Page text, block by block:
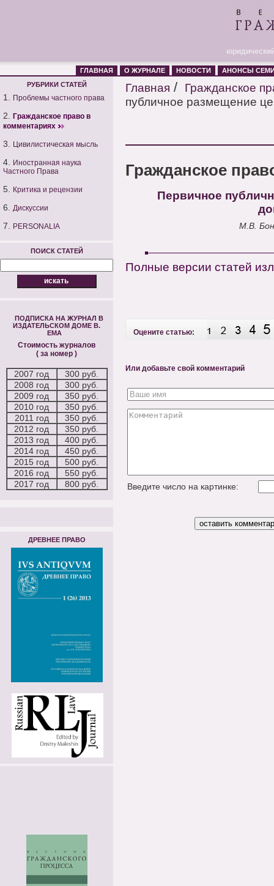
ГЛАВНАЯ О ЖУРНАЛЕ НОВОСТИ
АНОНСЫ
РУБРИКИ СТАТЕЙ
1. Проблемы частного права
2.
Гражданское право в
комментариях
3. Цивилистическая мысль
4.
Иностранная наука
Частного Права
5. Критика и рецензии
6. Дискуссии
7. PERSONALIA
ПОИСК СТАТЕЙ
ПОДПИСКА НА ЖУРНАЛ В
ИЗДАТЕЛЬСКОМ ДОМЕ В.
ЕМА
Стоимость журналов
( за номер )
2007 год
300 руб.
2008 год
300 руб.
2009 год
350 руб.
2010 год
350 руб.
2011 год
350 руб.
2012 год
350 руб.
2013 год
400 руб.
2014 год
450 руб.
2015 год
500 руб.
2016 год
550 руб.
2017 год
800 руб.
ДРЕВНЕЕ ПРАВО
Главная /
Гражданское
публичное размещение
Гражданское
Первичное
М.В.
Полные версии статей
Оцените статью:
Или добавьте свой комментарий
Введите число на картинке: